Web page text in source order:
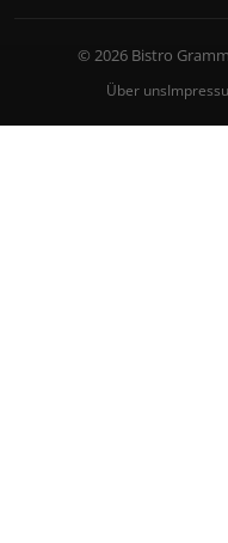
© 2026 Bistro
Über uns